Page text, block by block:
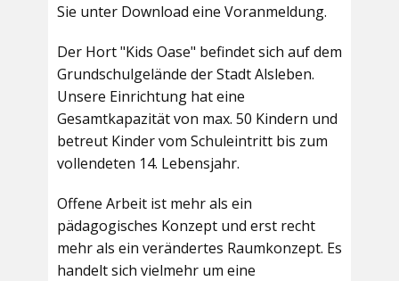
Sie unter Download eine Voranmeldung.
Der Hort "Kids Oase" befindet sich auf dem
Grundschulgelände der Stadt Alsleben.
Unsere Einrichtung hat eine
Gesamtkapazität von max. 50 Kindern und
betreut Kinder vom Schuleintritt bis zum
vollendeten 14. Lebensjahr.
Offene Arbeit ist mehr als ein
pädagogisches Konzept und erst recht
mehr als ein verändertes Raumkonzept. Es
handelt sich vielmehr um eine